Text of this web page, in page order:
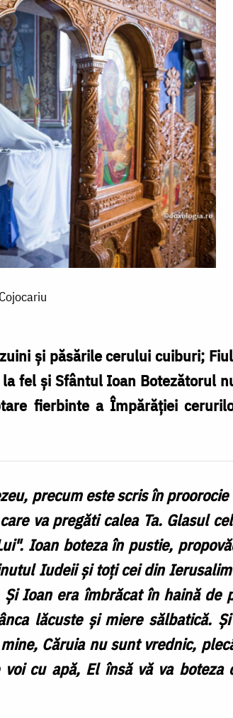
şi păsările cerului cuiburi;
fel și Sfântul Ioan Botezătorul
fierbinte a Împărăției
precum este scris în proorocie
va pregăti calea Ta. Glasul
Ioan boteza în pustie,
Iudeii şi toţi cei din
Ioan era îmbrăcat în haină de
lăcuste şi miere sălbatică.
Căruia nu sunt vrednic,
cu apă, El însă vă va boteza